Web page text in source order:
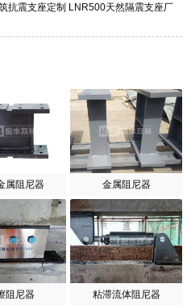
抗震支座定制 LNR500天然隔震支座厂
属阻尼器 金属阻尼器
阻尼器 粘滞流体阻尼器